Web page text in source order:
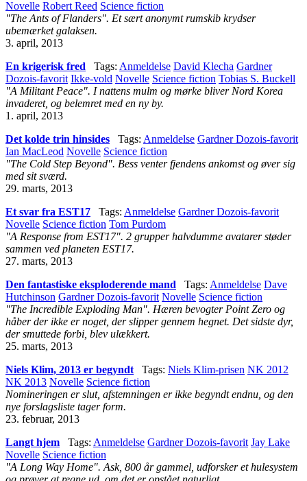
Novelle Robert Reed Science fiction
"The Ants of Flanders". Et sært anonymt rumskib krydser
ubemærket galaksen.
3. april, 2013
En krigerisk fred
Tags: Anmeldelse David Klecha Gardner
Dozois-favorit Ikke-vold Novelle Science fiction Tobias S. Buckell
"A Militant Peace". I nattens mulm og mørke bliver Nord Korea
invaderet, og belemret med en ny by.
1. april, 2013
Det kolde trin hinsides
Tags: Anmeldelse Gardner Dozois-favorit
Ian MacLeod Novelle Science fiction
"The Cold Step Beyond". Bess venter fjendens ankomst og øver sig
med sit sværd.
29. marts, 2013
Et svar fra EST17
Tags: Anmeldelse Gardner Dozois-favorit
Novelle Science fiction Tom Purdom
"A Response from EST17". 2 grupper halvdumme avatarer støder
sammen ved planeten EST17.
27. marts, 2013
Den fantastiske eksploderende mand
Tags: Anmeldelse Dave
Hutchinson Gardner Dozois-favorit Novelle Science fiction
"The Incredible Exploding Man". Hæren bevogter Point Zero og
håber der ikke er noget, der slipper gennem hegnet. Det sidste dyr,
der smuttede forbi, blev ulækkert.
25. marts, 2013
Niels Klim, 2013 er begyndt
Tags: Niels Klim-prisen NK 2012
NK 2013 Novelle Science fiction
Nomineringen er slut, afstemningen er ikke begyndt endnu, og den
nye forslagsliste tager form.
23. februar, 2013
Langt hjem
Tags: Anmeldelse Gardner Dozois-favorit Jay Lake
Novelle Science fiction
"A Long Way Home". Ask, 800 år gammel, udforsker et hulesystem